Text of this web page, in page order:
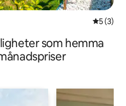
5 av 5 i
5 (3)
som hemma